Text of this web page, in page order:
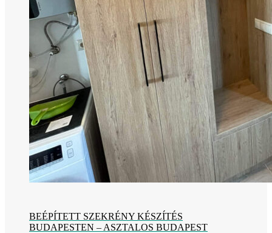
BEÉPÍTETT SZEKRÉNY KÉSZÍTÉS
BUDAPESTEN – ASZTALOS BUDAPEST